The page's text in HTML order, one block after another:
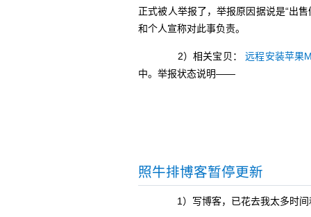
正式被人举报了，举报原因据说是“出
和个人宣称对此事负责。
2）相关宝贝：远程安装苹果
中。举报状态说明——
照牛排博客暂停更新
1）写博客，已花去我太多时间